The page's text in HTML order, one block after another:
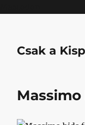
Csak a